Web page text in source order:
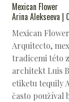
Mexican Flower
Arina Alekseeva |
Mexican
Arquitecto,
tradicemi této
architekt Luis
etiketu tequily
často používal